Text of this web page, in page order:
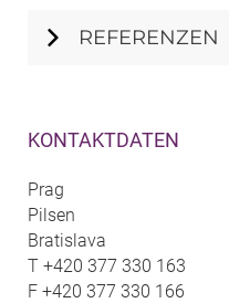
KONTAKTDATEN
Prag
Pilsen
Bratislava
T +420 377 330 163
F +420 377 330 166
REFERENZEN